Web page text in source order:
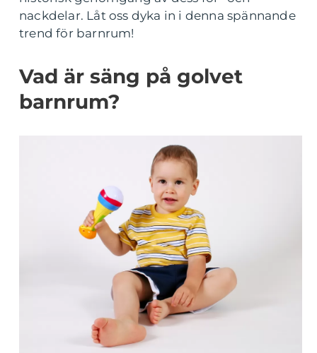
nackdelar. Låt oss dyka in i denna spännande
trend för barnrum!
Vad är säng på golvet
barnrum?